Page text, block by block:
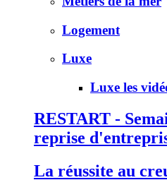
Logement
Luxe
Luxe les
RESTART -
reprise
La réussite au